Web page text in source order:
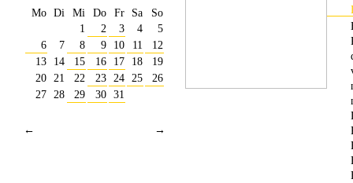
Mo Di Mi Do Fr Sa
So
1
2 3 4
5
6
7 8 9 10 11
12
13
14 15 16 17 18
19
20 21 22 23 24 25
26
27 28 29 30 31
← →